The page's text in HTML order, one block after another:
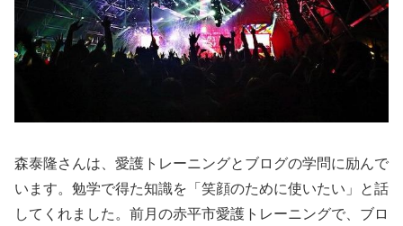
森泰隆さんは、愛護トレーニングとブログの学問に励んで
います。勉学で得た知識を「笑顔のために使いたい」と話
してくれました。前月の赤平市愛護トレーニングで、ブロ